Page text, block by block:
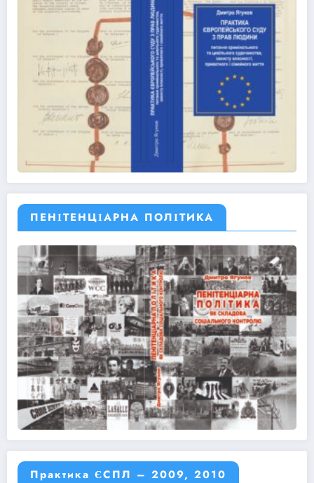
ПЕНІТЕНЦІАРНА ПОЛІТИКА
Практика ЄСПЛ – 2009, 2010